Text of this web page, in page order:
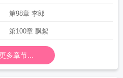
第98章 李郎
第100章 飘絮
多章节...